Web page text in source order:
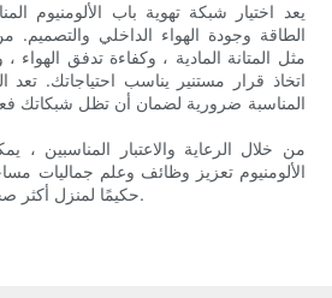
يعد اختيار شبكة تهوية باب الألومنيوم
الطاقة وجودة الهواء الداخلي
مثل المتانة المادية ، وكفاءة تدفق الهواء ،
اتخاذ قرار مستنير يناسب احتياجاتك. تعد
المناسبة ضرورية لضمان أن تظل شبكاتك
من خلال الرعاية والاعتبار المناسبين ،
الألومنيوم تعزيز وظائف وعلم جماليات
حكيمًا لمنزل أكثر صحة وأكثر كفاءة في الطاقة.